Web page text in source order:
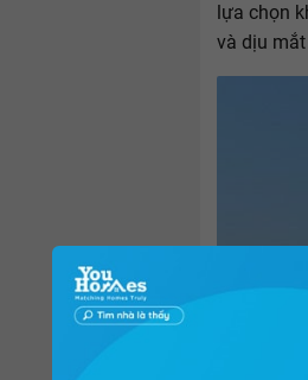
lựa chọn
và dịu